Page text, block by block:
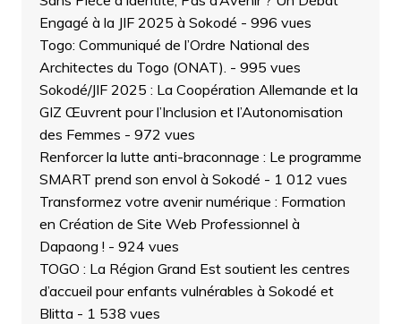
Engagé à la JIF 2025 à Sokodé - 996 vues
Togo: Communiqué de l’Ordre National des
Architectes du Togo (ONAT). - 995 vues
Sokodé/JIF 2025 : La Coopération Allemande et la
GIZ Œuvrent pour l’Inclusion et l’Autonomisation
des Femmes - 972 vues
Renforcer la lutte anti-braconnage : Le programme
SMART prend son envol à Sokodé - 1 012 vues
Transformez votre avenir numérique : Formation
en Création de Site Web Professionnel à
Dapaong ! - 924 vues
TOGO : La Région Grand Est soutient les centres
d’accueil pour enfants vulnérables à Sokodé et
Blitta - 1 538 vues